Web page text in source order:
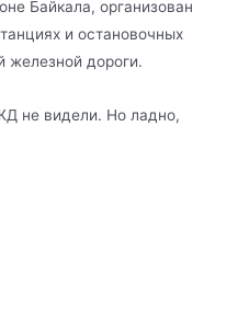
Байкала, организован
и остановочных
железной дороги.
не видели. Но ладно,